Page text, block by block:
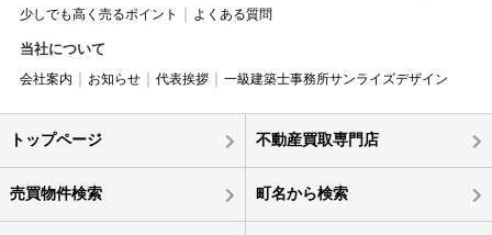
少しでも高く売るポイント
よくある質問
当社について
会社案内 お知らせ 代表挨拶 一級建築士事務所サンライズデザイン
トップページ 不動産買取専門店
売買物件検索 町名から検索